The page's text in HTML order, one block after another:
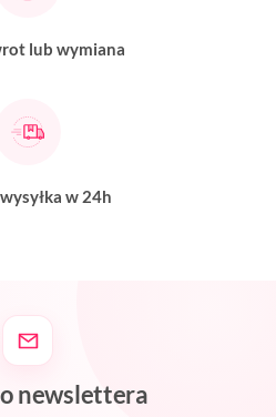
lub wymiana
w 24h
newslettera